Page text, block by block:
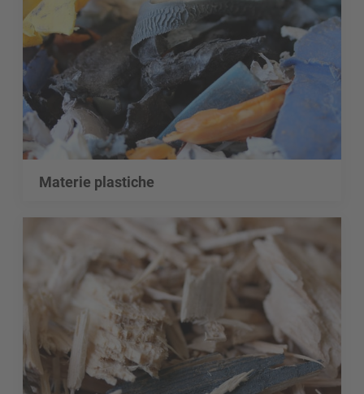
Materie plastiche